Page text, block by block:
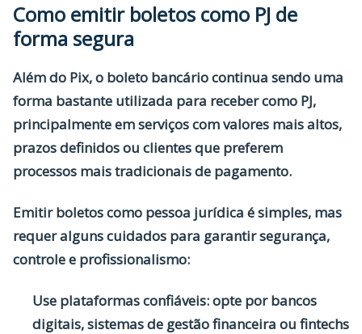
Como emitir boletos como PJ de
forma segura
Além do Pix, o boleto bancáriocontinua sendo uma
forma bastante utilizada para receber como PJ,
principalmente em serviços com valores mais altos,
prazos definidos ou clientes que preferem
processos mais tradicionais de pagamento.
Emitir boletos como pessoa jurídica é simples, mas
requer alguns cuidados para garantir segurança,
controle e profissionalismo:
Use plataformas confiáveis: opte por bancos
digitais, sistemas de gestão financeira ou fintechs